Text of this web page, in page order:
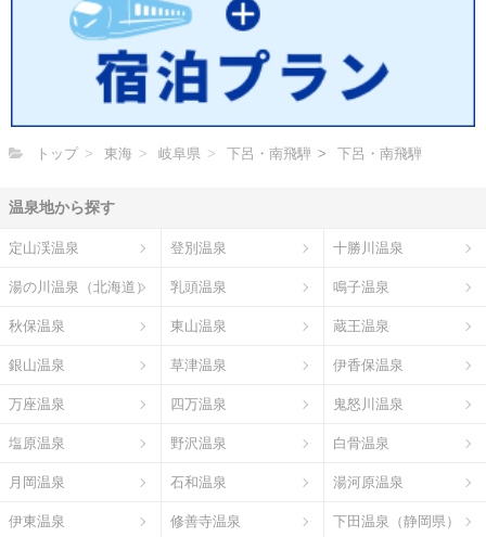
トップ 東海 岐阜県 下呂・南飛騨 下呂・南飛騨
温泉地から探す
定山渓温泉 登別温泉 十勝川温泉
湯の川温泉（北海道） 乳頭温泉 鳴子温泉
秋保温泉 東山温泉 蔵王温泉
銀山温泉 草津温泉 伊香保温泉
万座温泉 四万温泉 鬼怒川温泉
塩原温泉 野沢温泉 白骨温泉
月岡温泉 石和温泉 湯河原温泉
伊東温泉 修善寺温泉 下田温泉（静岡県）